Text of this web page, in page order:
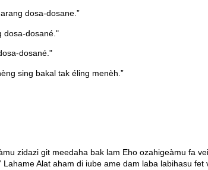
dosa-dosane.”
dosa-dosané."
dosané."
sing bakal tak éling menèh.”
zidazi git meedaha bak lam Eho ozahigeàmu fa
Alat aham di iube ame dam laba labihasu